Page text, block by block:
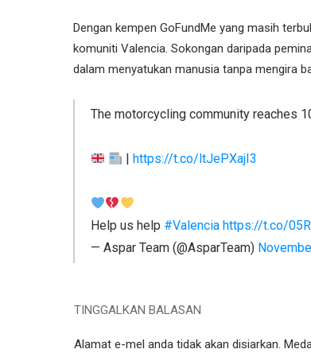
Dengan kempen GoFundMe yang masih
komuniti Valencia. Sokongan daripada
dalam menyatukan manusia tanpa mengira
The motorcycling community reaches
https://t.co/ltJePXajI3
Help us help #Valencia https://t.co/
— Aspar Team (@AsparTeam)
TINGGALKAN BALASAN
Alamat e-mel anda tidak akan disiarkan.